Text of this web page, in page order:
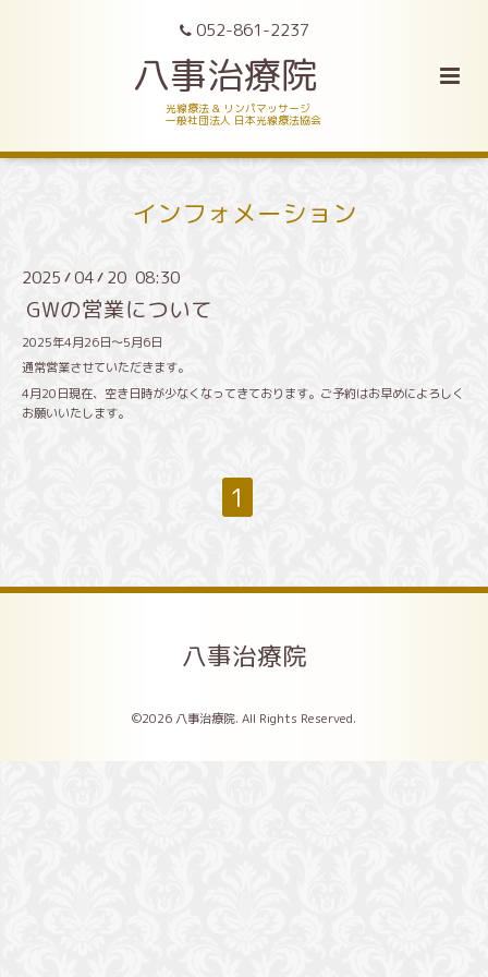
052-861-2237
八事治療院
光線療法 & リンパマッサージ
一般社団法人 日本光線療法協会
インフォメーション
2025 /04/ 20 08:30
GWの営業について
2025年4月26日〜5月6日
通常営業させていただきます。
4月20日現在、空き日時が少なくなってきております。ご予約はお早めによろしく
お願いいたします。
1
八事治療院
©2026 八事治療院. All Rights Reserved.